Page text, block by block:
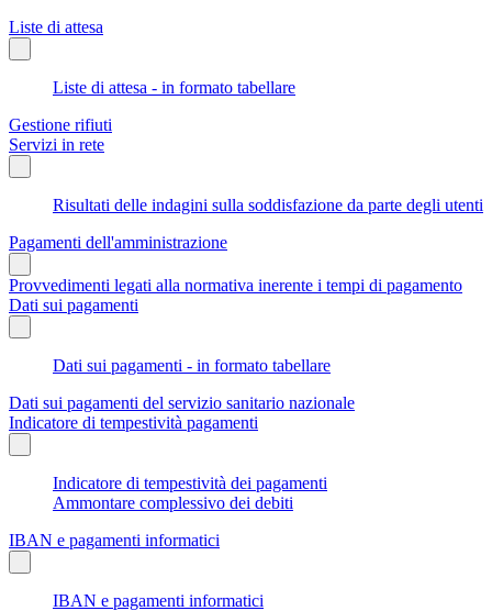
Liste di attesa
Liste di attesa - in formato tabellare
Gestione rifiuti
Servizi in rete
Risultati delle indagini sulla soddisfazione da parte degli utenti
Pagamenti dell'amministrazione
Provvedimenti legati alla normativa inerente i tempi di pagamento
Dati sui pagamenti
Dati sui pagamenti - in formato tabellare
Dati sui pagamenti del servizio sanitario nazionale
Indicatore di tempestività pagamenti
Indicatore di tempestività dei pagamenti
Ammontare complessivo dei debiti
IBAN e pagamenti informatici
IBAN e pagamenti informatici